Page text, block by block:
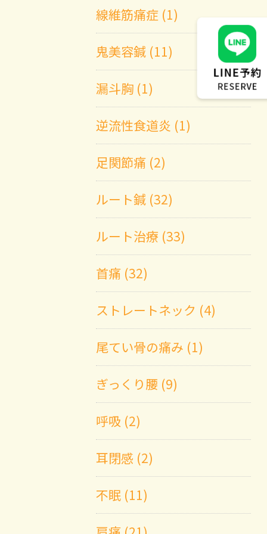
線維筋痛症 (1)
鬼美容鍼 (11)
漏斗胸 (1)
逆流性食道炎 (1)
足関節痛 (2)
ルート鍼 (32)
ルート治療 (33)
首痛 (32)
ストレートネック (4)
尾てい骨の痛み (1)
ぎっくり腰 (9)
呼吸 (2)
耳閉感 (2)
不眠 (11)